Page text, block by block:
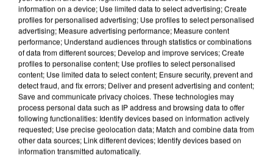
LES DONNÉES DE 300 000 CLIENTS DÉROBÉES À
INTERMARCHÉ APRÈS UNE...
information on a device; Use limited data to select advertising; Create
profiles for personalised advertising; Use profiles to select personalised
advertising; Measure advertising performance; Measure content
performance; Understand audiences through statistics or combinations
of data from different sources; Develop and improve services; Create
profiles to personalise content; Use profiles to select personalised
content; Use limited data to select content; Ensure security, prevent and
detect fraud, and fix errors; Deliver and present advertising and content;
Save and communicate privacy choices. These technologies may
process personal data such as IP address and browsing data to offer
following functionalities: Identify devices based on information actively
requested; Use precise geolocation data; Match and combine data from
other data sources; Link different devices; Identify devices based on
information transmitted automatically.